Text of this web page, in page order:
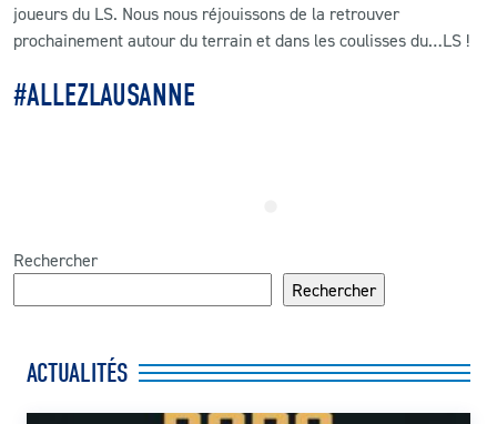
joueurs du LS. Nous nous réjouissons de la retrouver
prochainement autour du terrain et dans les coulisses du…LS !
#ALLEZLAUSANNE
Rechercher
Rechercher
ACTUALITÉS